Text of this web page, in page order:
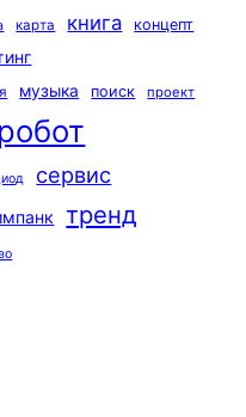
карта книга
концепт
музыка поиск проект
робот
сервис
тренд